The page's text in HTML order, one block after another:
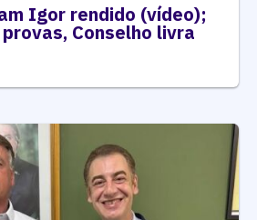
Igor rendido (vídeo);
Conselho livra